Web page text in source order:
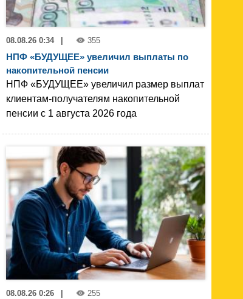
08.08.26 0:34 355
НПФ «БУДУЩЕЕ» увеличил выплаты по
накопительной пенсии
НПФ «БУДУЩЕЕ» увеличил размер выплат
клиентам-получателям накопительной
пенсии с 1 августа 2026 года
08.08.26 0:26 255